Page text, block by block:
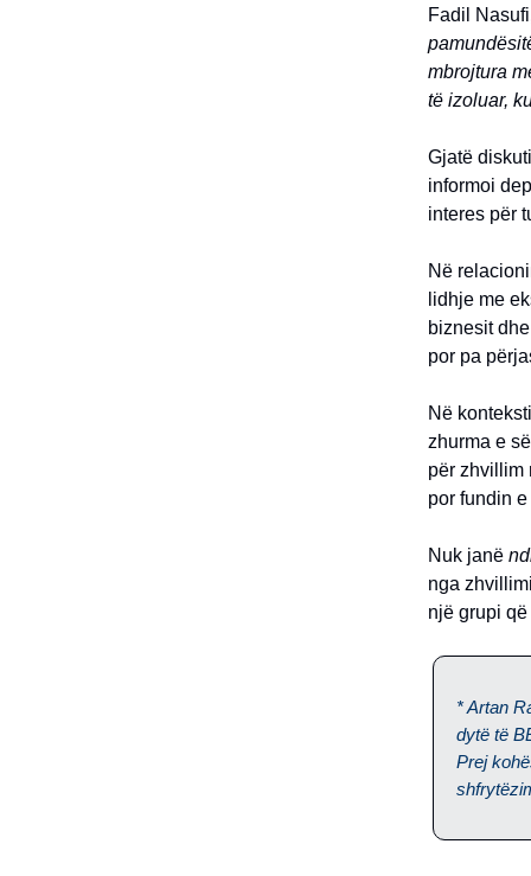
Fadil
mbrojtura
të izoluar,
Gjatë
informoi
interes për
Në
lidhje me
biznesit
por pa
Në
zhurma e
për zhvillim
por fundin
Nuk janë
nga
një grupi
* Artan
dytë të
Prej